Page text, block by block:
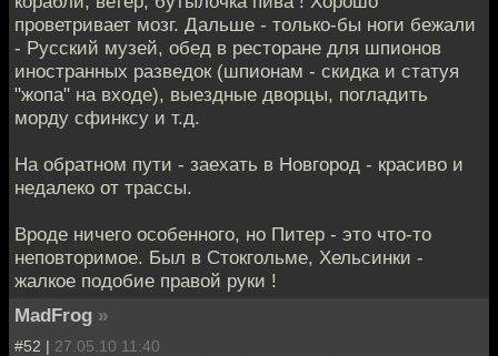
проветривает мозг. Дальше - только-бы ноги бежали
- Русский музей, обед в ресторане для шпионов
иностранных разведок (шпионам - скидка и статуя
"жопа" на входе), выездные дворцы, погладить
морду сфинксу и т.д.
На обратном пути - заехать в Новгород - красиво и
недалеко от трассы.
Вроде ничего особенного, но Питер - это что-то
неповторимое. Был в Стокгольме, Хельсинки -
жалкое подобие правой руки !
MadFrog »
#52 | 27.05.10 11:40